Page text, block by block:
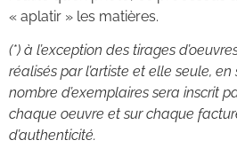
« aplatir » les matières.
(*) à l’exception des tirages
réalisés par l’artiste et elle seule,
nombre d’exemplaires sera inscrit
chaque oeuvre et sur chaque
d’authenticité.